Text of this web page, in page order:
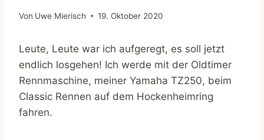
Von Uwe Mierisch 19. Oktober 2020
Leute, Leute war ich aufgeregt, es soll jetzt
endlich losgehen! Ich werde mit der Oldtimer
Rennmaschine, meiner Yamaha TZ250, beim
Classic Rennen auf dem Hockenheimring
fahren.